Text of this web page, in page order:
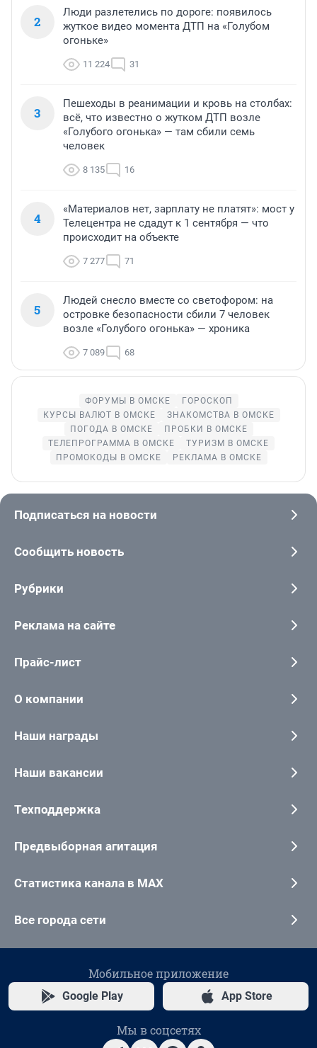
2
Люди разлетелись по дороге: появилось
жуткое видео момента ДТП на «Голубом
огоньке»
11 224 31
3
Пешеходы в реанимации и кровь на столбах:
всё, что известно о жутком ДТП возле
«Голубого огонька» — там сбили семь
человек
8 135 16
4
«Материалов нет, зарплату не платят»: мост у
Телецентра не сдадут к 1 сентября — что
происходит на объекте
7 277 71
5
Людей снесло вместе со светофором: на
островке безопасности сбили 7 человек
возле «Голубого огонька» — хроника
7 089 68
ФОРУМЫ В ОМСКЕ
ГОРОСКОП
КУРСЫ ВАЛЮТ В ОМСКЕ
ЗНАКОМСТВА В ОМСКЕ
ПОГОДА В ОМСКЕ
ПРОБКИ В ОМСКЕ
ТЕЛЕПРОГРАММА В ОМСКЕ
ТУРИЗМ В ОМСКЕ
ПРОМОКОДЫ В ОМСКЕ
РЕКЛАМА В ОМСКЕ
Подписаться на новости
Сообщить новость
Рубрики
Реклама на сайте
Прайс-лист
О компании
Наши награды
Наши вакансии
Техподдержка
Предвыборная агитация
Статистика канала в MAX
Все города сети
Мобильное приложение
Google Play App Store
Мы в соцсетях